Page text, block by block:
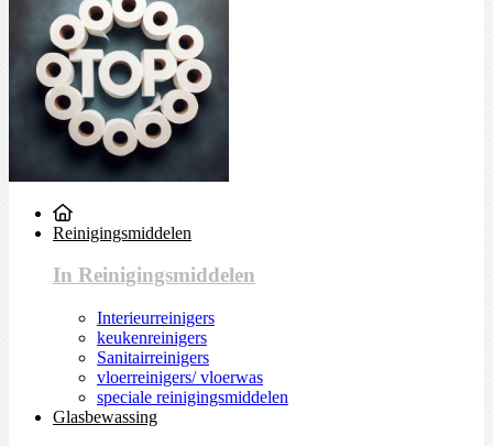
Reinigingsmiddelen
In Reinigingsmiddelen
Interieurreinigers
keukenreinigers
Sanitairreinigers
vloerreinigers/ vloerwas
speciale reinigingsmiddelen
Glasbewassing